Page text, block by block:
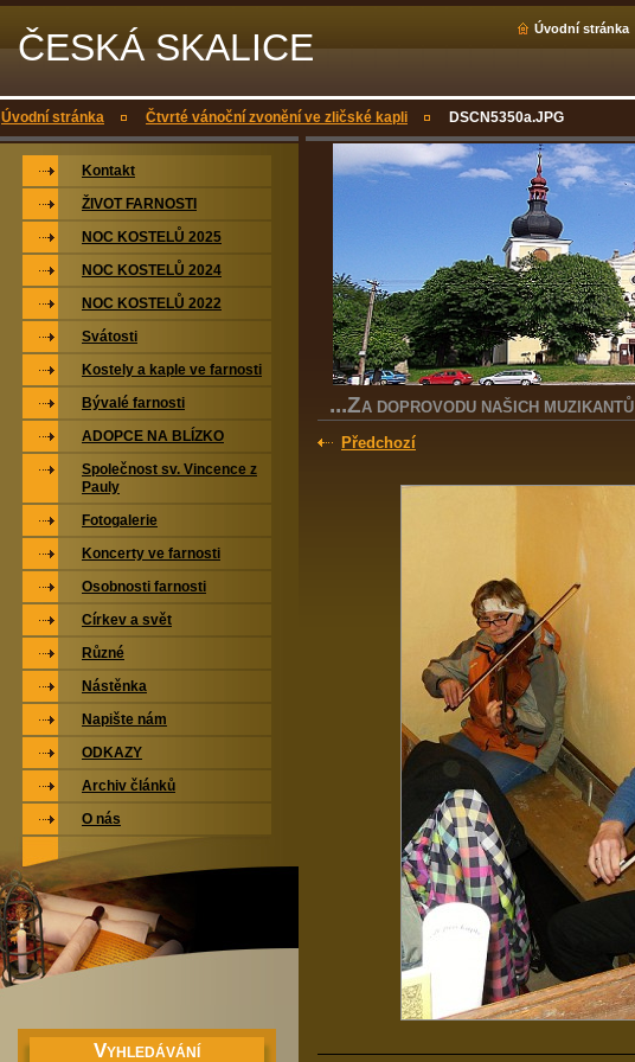
ČESKÁ SKALICE Úvodní stránka
Úvodní stránka Čtvrté vánoční zvonění ve zličské kapli DSCN5350a.JPG
...ZA DOPROVODU NAŠICH MUZIKANTŮ
Předchozí
Kontakt
ŽIVOT FARNOSTI
NOC KOSTELŮ 2025
NOC KOSTELŮ 2024
NOC KOSTELŮ 2022
Svátosti
Kostely a kaple ve farnosti
Bývalé farnosti
ADOPCE NA BLÍZKO
Společnost sv. Vincence z
Pauly
Fotogalerie
Koncerty ve farnosti
Osobnosti farnosti
Církev a svět
Různé
Nástěnka
Napište nám
ODKAZY
Archiv článků
O nás
VYHLEDÁVÁNÍ